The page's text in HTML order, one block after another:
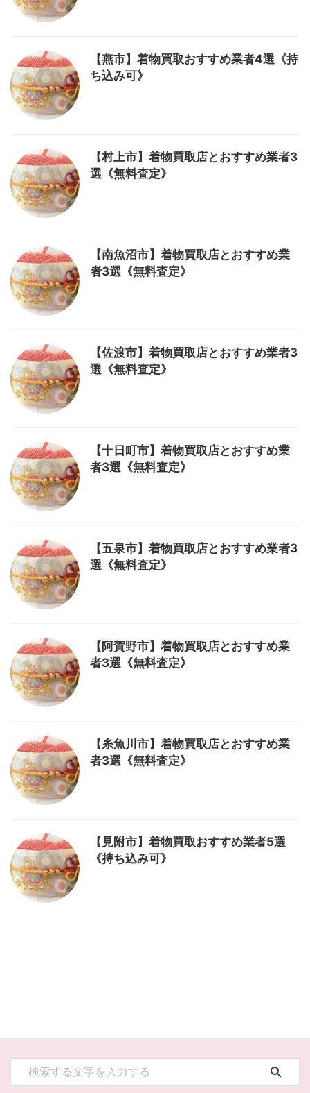
【燕市】着物買取おすすめ業者4選《持
ち込み可》
【村上市】着物買取店とおすすめ業者3
選《無料査定》
【南魚沼市】着物買取店とおすすめ業
者3選《無料査定》
【佐渡市】着物買取店とおすすめ業者3
選《無料査定》
【十日町市】着物買取店とおすすめ業
者3選《無料査定》
【五泉市】着物買取店とおすすめ業者3
選《無料査定》
【阿賀野市】着物買取店とおすすめ業
者3選《無料査定》
【糸魚川市】着物買取店とおすすめ業
者3選《無料査定》
【見附市】着物買取おすすめ業者5選
《持ち込み可》